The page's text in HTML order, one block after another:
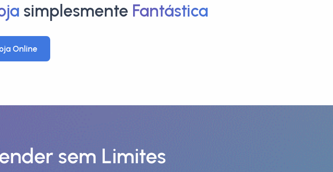
simplesmente Fantástica
Online
sem Limites